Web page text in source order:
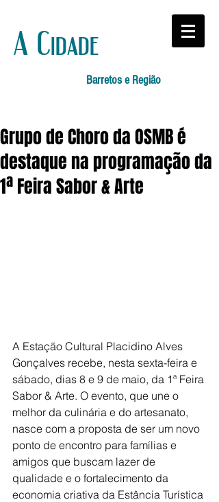
A Cidade
Barretos e Região
Grupo de Choro da OSMB é
destaque na programação da
1ª Feira Sabor & Arte
A Estação Cultural Placidino Alves
Gonçalves recebe, nesta sexta-feira e
sábado, dias 8 e 9 de maio, da 1ª Feira
Sabor & Arte. O evento, que une o
melhor da culinária e do artesanato,
nasce com a proposta de ser um novo
ponto de encontro para famílias e
amigos que buscam lazer de
qualidade e o fortalecimento da
economia criativa da Estância Turística